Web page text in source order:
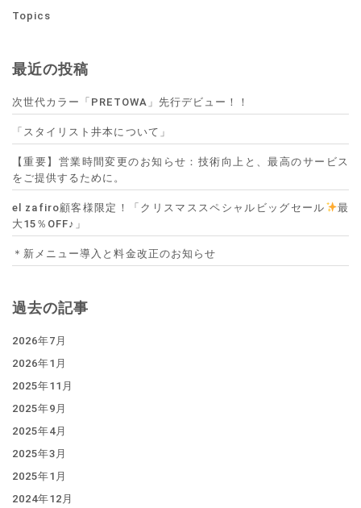
Topics
最近の投稿
次世代カラー「PRETOWA」先行デビュー！！
「スタイリスト井本について」
【重要】営業時間変更のお知らせ：技術向上と、最高のサービス
をご提供するために。
el zafiro顧客様限定！「クリスマススペシャルビッグセール
最
大15％OFF♪」
＊新メニュー導入と料金改正のお知らせ
過去の記事
2026年7月
2026年1月
2025年11月
2025年9月
2025年4月
2025年3月
2025年1月
2024年12月